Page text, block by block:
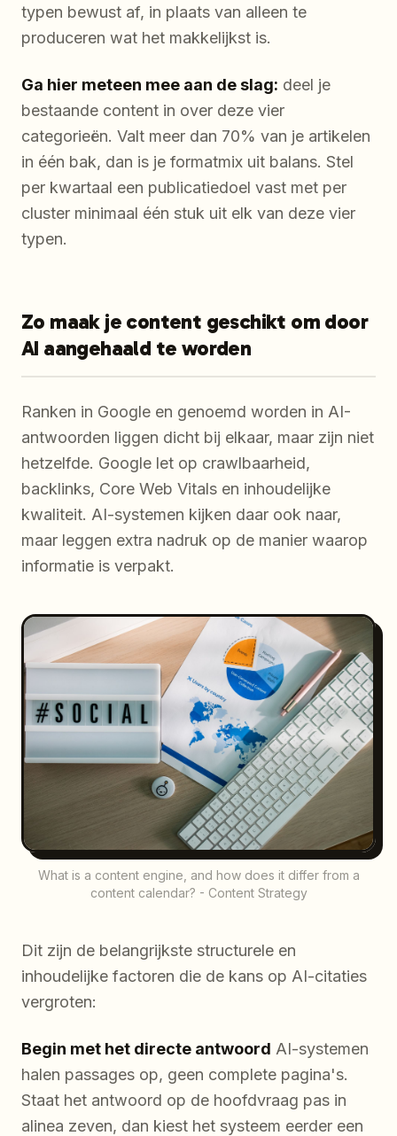
typen bewust af, in plaats van alleen te
produceren wat het makkelijkst is.
Ga hier meteen mee aan de slag: deel je
bestaande content in over deze vier
categorieën. Valt meer dan 70% van je artikelen
in één bak, dan is je formatmix uit balans. Stel
per kwartaal een publicatiedoel vast met per
cluster minimaal één stuk uit elk van deze vier
typen.
Zo maak je content geschikt om door
AI aangehaald te worden
Ranken in Google en genoemd worden in AI-
antwoorden liggen dicht bij elkaar, maar zijn niet
hetzelfde. Google let op crawlbaarheid,
backlinks, Core Web Vitals en inhoudelijke
kwaliteit. AI-systemen kijken daar ook naar,
maar leggen extra nadruk op de manier waarop
informatie is verpakt.
What is a content engine, and how does it differ from a
content calendar? - Content Strategy
Dit zijn de belangrijkste structurele en
inhoudelijke factoren die de kans op AI-citaties
vergroten:
Begin met het directe antwoord AI-systemen
halen passages op, geen complete pagina's.
Staat het antwoord op de hoofdvraag pas in
alinea zeven, dan kiest het systeem eerder een